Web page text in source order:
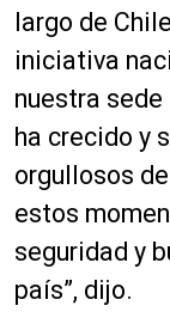
largo de
iniciativa
nuestra
ha crecido y
orgullosos
estos
seguridad y
país”, dijo.